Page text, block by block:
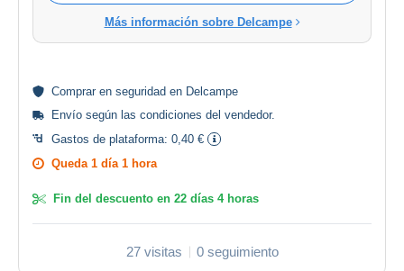
Más información sobre Delcampe
Comprar en seguridad en Delcampe
Envío según las condiciones del vendedor.
Gastos de plataforma: 0,40 €
Queda 1 día 1 hora
Fin del descuento en 22 días 4 horas
27 visitas 0 seguimiento